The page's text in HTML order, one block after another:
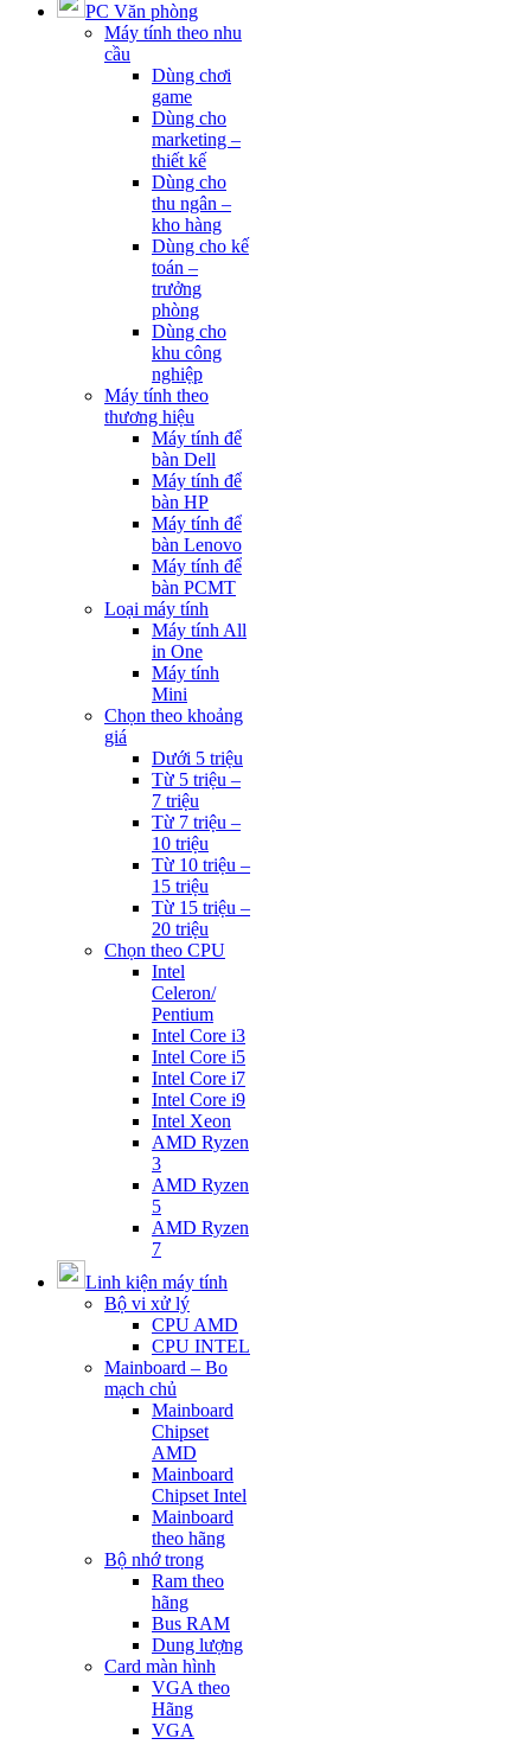
PC Văn phòng
Máy tính theo nhu
cầu
Dùng chơi
game
Dùng cho
marketing –
thiết kế
Dùng cho
thu ngân –
kho hàng
Dùng cho kế
toán –
trưởng
phòng
Dùng cho
khu công
nghiệp
Máy tính theo
thương hiệu
Máy tính để
bàn Dell
Máy tính để
bàn HP
Máy tính để
bàn Lenovo
Máy tính để
bàn PCMT
Loại máy tính
Máy tính All
in One
Máy tính
Mini
Chọn theo khoảng
giá
Dưới 5 triệu
Từ 5 triệu –
7 triệu
Từ 7 triệu –
10 triệu
Từ 10 triệu –
15 triệu
Từ 15 triệu –
20 triệu
Chọn theo CPU
Intel
Celeron/
Pentium
Intel Core i3
Intel Core i5
Intel Core i7
Intel Core i9
Intel Xeon
AMD Ryzen
3
AMD Ryzen
5
AMD Ryzen
7
Linh kiện máy tính
Bộ vi xử lý
CPU AMD
CPU INTEL
Mainboard – Bo
mạch chủ
Mainboard
Chipset
AMD
Mainboard
Chipset Intel
Mainboard
theo hãng
Bộ nhớ trong
Ram theo
hãng
Bus RAM
Dung lượng
Card màn hình
VGA theo
Hãng
VGA